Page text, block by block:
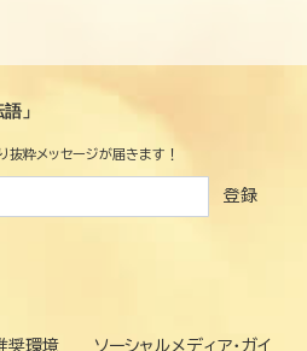
」
粋メッセージが届きます！
登録
奨環境 ソーシャルメディア・ガイ